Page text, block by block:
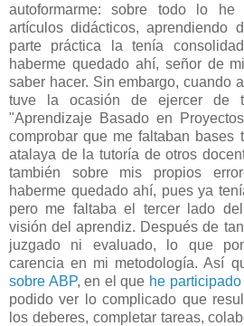
autoformarme: sobre todo lo he
artículos didácticos, aprendiendo
parte práctica la tenía
haberme quedado ahí, señor de
saber hacer. Sin embargo, cuando
tuve la ocasión de ejercer de
"Aprendizaje Basado en
comprobar que me faltaban bases
atalaya de la tutoría de otros
también sobre mis propios
haberme quedado ahí, pues ya
pero me faltaba el tercer lado
visión del aprendiz. Después de
juzgado ni evaluado, lo que
carencia en mi metodología. Así
sobre ABP, en el que he participado
podido ver lo complicado que
los deberes, completar tareas,